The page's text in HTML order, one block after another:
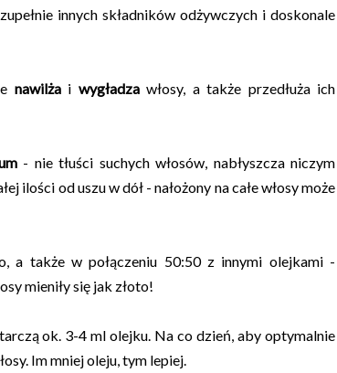
innych składników odżywczych i doskonale
nawilżai wygładzawłosy, a także przedłuża ich
- nie tłuści suchych włosów, nabłyszcza niczym
ilości od uszu w dół - nałożony na całe włosy może
a także w połączeniu 50:50 z innymi olejkami -
mieniły się jak złoto!
ok. 3-4 ml olejku. Na co dzień, aby optymalnie
Im mniej oleju, tym lepiej.